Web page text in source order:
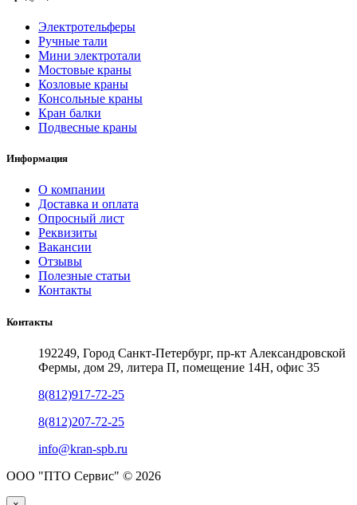
Электротельферы
Ручные тали
Мини электротали
Мостовые краны
Козловые краны
Консольные краны
Кран балки
Подвесные краны
Информация
О компании
Доставка и оплата
Опросный лист
Реквизиты
Вакансии
Отзывы
Полезные статьи
Контакты
Контакты
192249, Город Санкт-Петербург, пр-кт Александровской
Фермы, дом 29, литера П, помещение 14Н, офис 35
8(812)917-72-25
8(812)207-72-25
info@kran-spb.ru
ООО "ПТО Сервис" © 2026